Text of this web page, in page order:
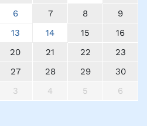
6 7 8
9
13 14 15
16
20 21 22
23
27 28 29
30
3 4 5 6